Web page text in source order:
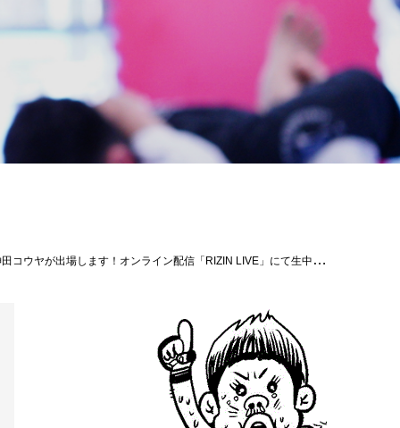
です。皆様応援宜しくお願いします！！http://rizinff-live.com/#パラエストラ千葉ネットワーク#RIZIN